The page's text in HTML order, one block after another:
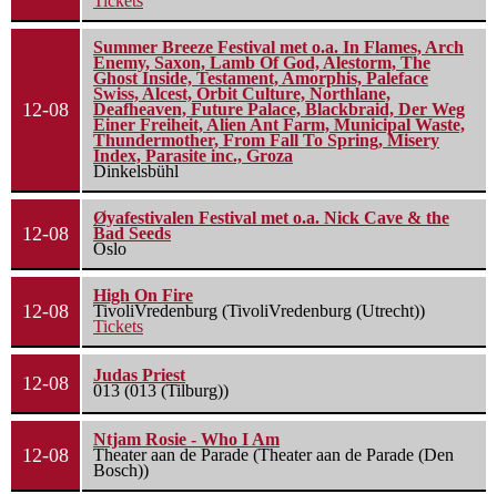
12-08
Summer Breeze Festival met o.a. In Flames, Arch
Enemy, Saxon, Lamb Of God, Alestorm, The
Ghost Inside, Testament, Amorphis, Paleface
Swiss, Alcest, Orbit Culture, Northlane,
Deafheaven, Future Palace, Blackbraid, Der Weg
Einer Freiheit, Alien Ant Farm, Municipal Waste,
Thundermother, From Fall To Spring, Misery
Index, Parasite inc., Groza
Dinkelsbühl
12-08
Øyafestivalen Festival met o.a. Nick Cave & the
Bad Seeds
Oslo
12-08
High On Fire
TivoliVredenburg (TivoliVredenburg (Utrecht))
Tickets
12-08
Judas Priest
013 (013 (Tilburg))
12-08
Ntjam Rosie - Who I Am
Theater aan de Parade (Theater aan de Parade (Den
Bosch))